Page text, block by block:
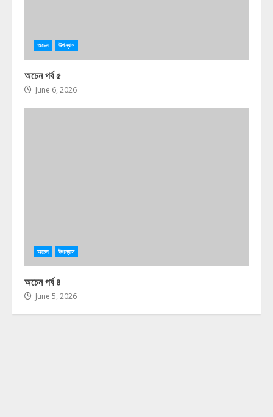
অচেন উপন্যাস
অচেন পর্ব ৫
June 6, 2026
অচেন উপন্যাস
অচেন পর্ব ৪
June 5, 2026